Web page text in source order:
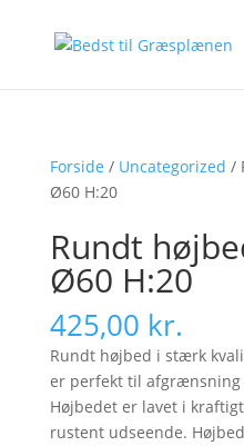
Forside / Uncategorized /
Ø60 H:20
Rundt
Ø60 H:20
425,00 kr.
Rundt højbed i stærk
er perfekt til
Højbedet er lavet i
rustent udseende.